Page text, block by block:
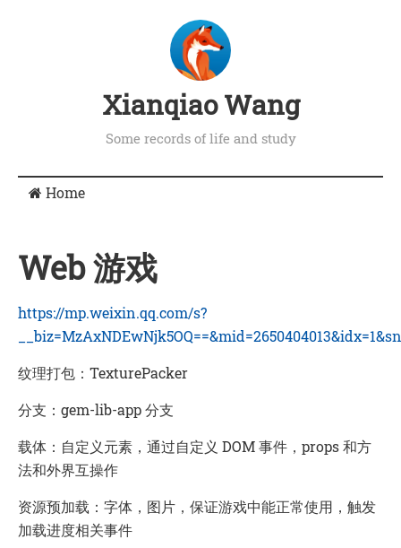
Xianqiao Wang
Some records of life and study
Home
Web 游戏
https://mp.weixin.qq.com/s?
纹理打包：TexturePacker
分支：gem-lib-app 分支
载体：自定义元素，通过自定义 DOM 事件，props 和方
法和外界互操作
资源预加载：字体，图片，保证游戏中能正常使用，触发
加载进度相关事件